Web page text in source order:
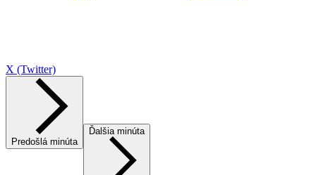
X (Twitter)
Predošlá minúta
Ďalšia minúta